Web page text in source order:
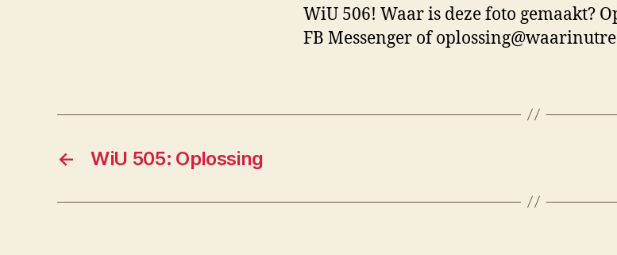
WiU 506! Waar is deze foto gemaakt?
FB Messenger of
← WiU 505: Oplossing